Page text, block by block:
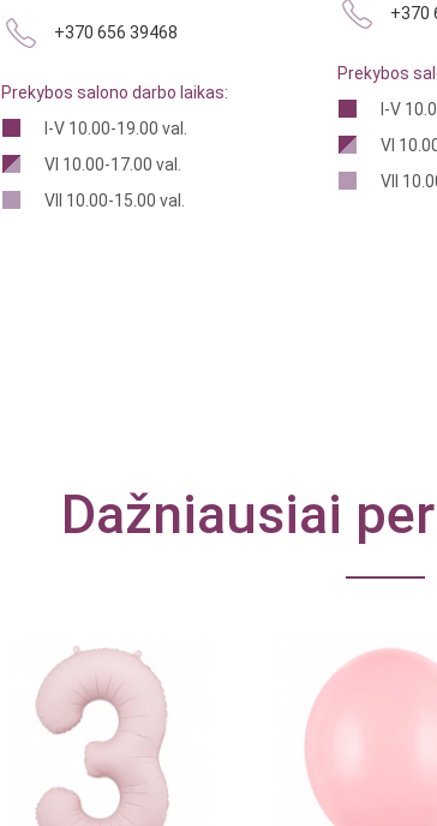
+370 656 39468
Prekybos salono darbo laikas:
I-V 10.00-19.00 val.
VI 10.00-17.00 val.
VII 10.00-15.00 val.
+370
Prekybos
I-V
VI
VII
Dažniausiai